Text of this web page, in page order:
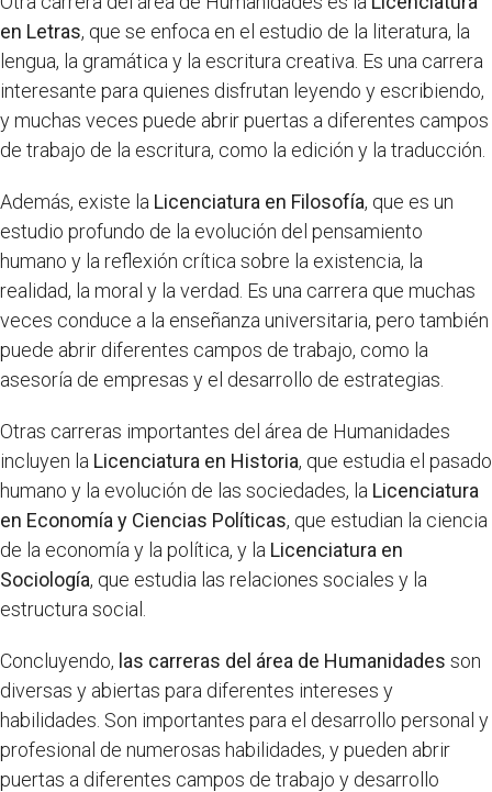
en Letras, que se enfoca en el estudio de la literatura, la
lengua, la gramática y la escritura creativa. Es una carrera
interesante para quienes disfrutan leyendo y escribiendo,
y muchas veces puede abrir puertas a diferentes campos
de trabajo de la escritura, como la edición y la traducción.
Además, existe la Licenciatura en Filosofía, que es un
estudio profundo de la evolución del pensamiento
humano y la reflexión crítica sobre la existencia, la
realidad, la moral y la verdad. Es una carrera que muchas
veces conduce a la enseñanza universitaria, pero también
puede abrir diferentes campos de trabajo, como la
asesoría de empresas y el desarrollo de estrategias.
Otras carreras importantes del área de Humanidades
incluyen la Licenciatura en Historia, que estudia el pasado
humano y la evolución de las sociedades, la Licenciatura
en Economía y Ciencias Políticas, que estudian la ciencia
de la economía y la política, y la Licenciatura en
Sociología, que estudia las relaciones sociales y la
estructura social.
Concluyendo, las carreras del área de Humanidades son
diversas y abiertas para diferentes intereses y
habilidades. Son importantes para el desarrollo personal y
profesional de numerosas habilidades, y pueden abrir
puertas a diferentes campos de trabajo y desarrollo